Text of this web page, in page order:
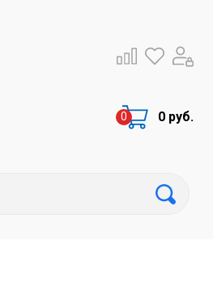
0 руб.